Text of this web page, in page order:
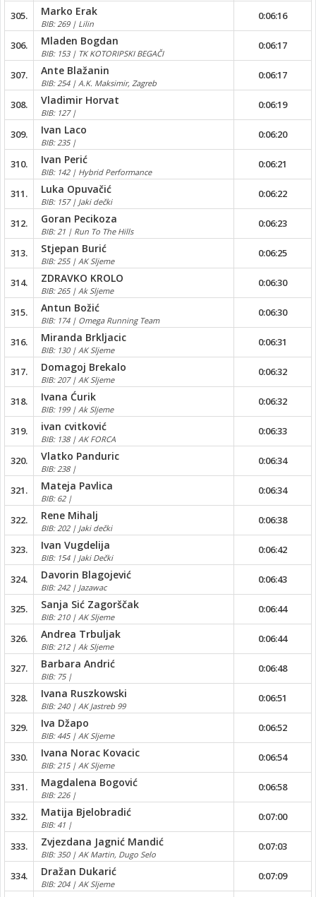
305. Marko Erak
BIB: 269 | Lilin
0:06:16
306. Mladen Bogdan
BIB: 153 | TK KOTORIPSKI BEGAČI
0:06:17
307. Ante Blažanin
BIB: 254 | A.K. Maksimir, Zagreb
0:06:17
308. Vladimir Horvat
BIB: 127 |
0:06:19
309. Ivan Laco
BIB: 235 |
0:06:20
310. Ivan Perić
BIB: 142 | Hybrid Performance
0:06:21
311. Luka Opuvačić
BIB: 157 | Jaki dečki
0:06:22
312. Goran Pecikoza
BIB: 21 | Run To The Hills
0:06:23
313. Stjepan Burić
BIB: 255 | AK Sljeme
0:06:25
314. ZDRAVKO KROLO
BIB: 265 | Ak Sljeme
0:06:30
315. Antun Božić
BIB: 174 | Omega Running Team
0:06:30
316. Miranda Brkljacic
BIB: 130 | AK Sljeme
0:06:31
317. Domagoj Brekalo
BIB: 207 | AK Sljeme
0:06:32
318. Ivana Ćurik
BIB: 199 | Ak Sljeme
0:06:32
319. ivan cvitković
BIB: 138 | AK FORCA
0:06:33
320. Vlatko Panduric
BIB: 238 |
0:06:34
321. Mateja Pavlica
BIB: 62 |
0:06:34
322. Rene Mihalj
BIB: 202 | Jaki dečki
0:06:38
323. Ivan Vugdelija
BIB: 154 | Jaki Dečki
0:06:42
324. Davorin Blagojević
BIB: 242 | Jazawac
0:06:43
325. Sanja Sić Zagorščak
BIB: 210 | AK Sljeme
0:06:44
326. Andrea Trbuljak
BIB: 212 | Ak Sljeme
0:06:44
327. Barbara Andrić
BIB: 75 |
0:06:48
328. Ivana Ruszkowski
BIB: 240 | AK Jastreb 99
0:06:51
329. Iva Džapo
BIB: 445 | AK Sljeme
0:06:52
330. Ivana Norac Kovacic
BIB: 215 | AK Sljeme
0:06:54
331. Magdalena Bogović
BIB: 226 |
0:06:58
332. Matija Bjelobradić
BIB: 41 |
0:07:00
333. Zvjezdana Jagnić Mandić
BIB: 350 | AK Martin, Dugo Selo
0:07:03
334. Dražan Dukarić
BIB: 204 | AK Sljeme
0:07:09